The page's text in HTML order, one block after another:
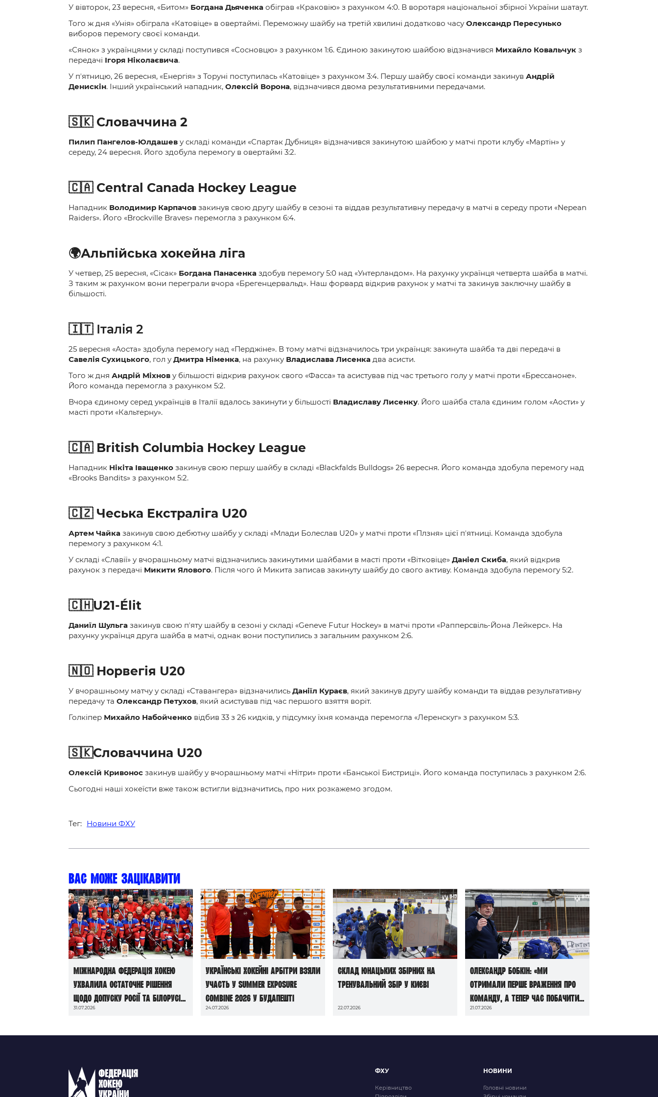
У вівторок, 23 вересня, «Битом» Богдана Дьяченка обіграв «Краковію» з рахунком 4:0. В воротаря національної збірної України шатаут.
Того ж дня «Унія» обіграла «Катовіце» в овертаймі. Переможну шайбу на третій хвилині додатково часу Олександр Пересунько
виборов перемогу своєї команди.
«Сянок» з українцями у складі поступився «Сосновцю» з рахунком 1:6. Єдиною закинутою шайбою відзначився Михайло Ковальчук з
передачі Ігоря Ніколаєвича.
У пʼятницю, 26 вересня, «Енергія» з Торуні поступилась «Катовіце» з рахунком 3:4. Першу шайбу своєї команди закинув Андрій
Денискін. Інший український нападник, Олексій Ворона, відзначився двома результативними передачами.
🇸🇰 Словаччина 2
Пилип Пангелов-Юлдашев у складі команди «Спартак Дубниця» відзначився закинутою шайбою у матчі проти клубу «Мартін» у
середу, 24 вересня. Його здобула перемогу в овертаймі 3:2.
🇨🇦Central Canada Hockey League
Нападник Володимир Карпачов закинув свою другу шайбу в сезоні та віддав результативну передачу в матчі в середу проти «Nepean
Raiders». Його «Brockville Braves» перемогла з рахунком 6:4.
🌍Альпійська хокейна ліга
У четвер, 25 вересня, «Сісак» Богдана Панасенка здобув перемогу 5:0 над «Унтерландом». На рахунку українця четверта шайба в матчі.
З таким ж рахунком вони переграли вчора «Брегенцервальд». Наш форвард відкрив рахунок у матчі та закинув заключну шайбу в
більшості.
🇮🇹 Італія 2
25 вересня «Аоста» здобула перемогу над «Перджіне». В тому матчі відзначилось три українця: закинута шайба та дві передачі в
Савелія Сухицького, гол у Дмитра Німенка, на рахунку Владислава Лисенка два асисти.
Того ж дня Андрій Міхнов у більшості відкрив рахунок свого «Фасса» та асистував під час третього голу у матчі проти «Брессаноне».
Його команда перемогла з рахунком 5:2.
Вчора єдиному серед українців в Італії вдалось закинути у більшості Владиславу Лисенку. Його шайба стала єдиним голом «Аости» у
масті проти «Кальтерну».
🇨🇦 British Columbia Hockey League
Нападник Нікіта Іващенко закинув свою першу шайбу в складі «Blackfalds Bulldogs» 26 вересня. Його команда здобула перемогу над
«Brooks Bandits» з рахунком 5:2.
🇨🇿 Чеська Екстраліга U20
Артем Чайка закинув свою дебютну шайбу у складі «Млади Болеслав U20» у матчі проти «Плзня» цієї пʼятниці. Команда здобула
перемогу з рахунком 4:1.
У складі «Славії» у вчорашньому матчі відзначились закинутими шайбами в масті проти «Вітковіце» Даніел Скиба, який відкрив
рахунок з передачі Микити Ялового. Після чого й Микита записав закинуту шайбу до свого активу. Команда здобула перемогу 5:2.
🇨🇭U21-Élit
Даниїл Шульга закинув свою пʼяту шайбу в сезоні у складі «Geneve Futur Hockey» в матчі проти «Рапперсвіль-Йона Лейкерс». На
рахунку українця друга шайба в матчі, однак вони поступились з загальним рахунком 2:6.
🇳🇴 Норвегія U20
У вчорашньому матчу у складі «Ставангера» відзначились Даніїл Кураєв, який закинув другу шайбу команди та віддав результативну
передачу та Олександр Петухов, який асистував під час першого взяття воріт.
Голкіпер Михайло Набойченко відбив 33 з 26 кидків, у підсумку їхня команда перемогла «Леренскуг» з рахунком 5:3.
🇸🇰Словаччина U20
Олексій Кривонос закинув шайбу у вчорашньому матчі «Нітри» проти «Банської Бистриці». Його команда поступилась з рахунком 2:6.
Сьогодні наші хокеїсти вже також встигли відзначитись, про них розкажемо згодом.
Тег: Новини ФХУ
Вас може зацікавити
Міжнародна федерація хокею
ухвалила остаточне рішення
щодо допуску росії та білорусі
до чемпіонатів світу сезону
31.07.2026
Українські хокейні арбітри взяли
участь у Summer Exposure
Combine 2026 у Будапешті
24.07.2026
Склад юнацьких збірних на
тренувальний збір у Києві
22.07.2026
Олександр Бобкін: «Ми
отримали перше враження про
команду, а тепер час побачити
її в грі»
21.07.2026
ФХУ
Керівництво
НОВИНИ
Головні новини